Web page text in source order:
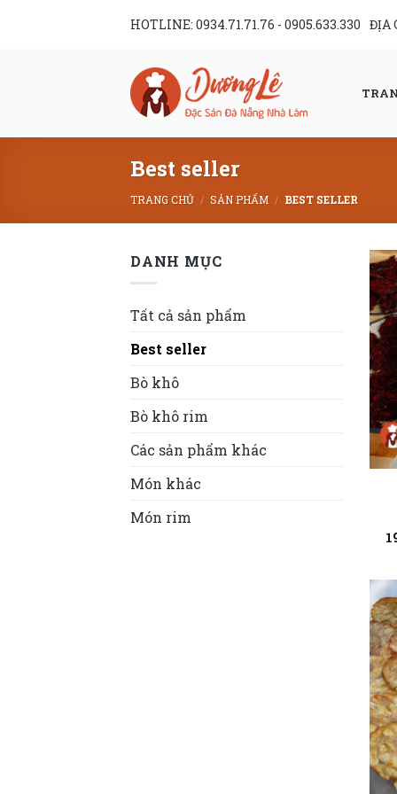
HOTLINE: 0934.71.71.76 - 0905.633.330 ĐỊA
Best seller
TRANG CHỦ / SẢN PHẨM / BEST SELLER
DANH MỤC
Tất cả sản phẩm
Best seller
Bò khô
Bò khô rim
Các sản phẩm khác
Món khác
Món rim